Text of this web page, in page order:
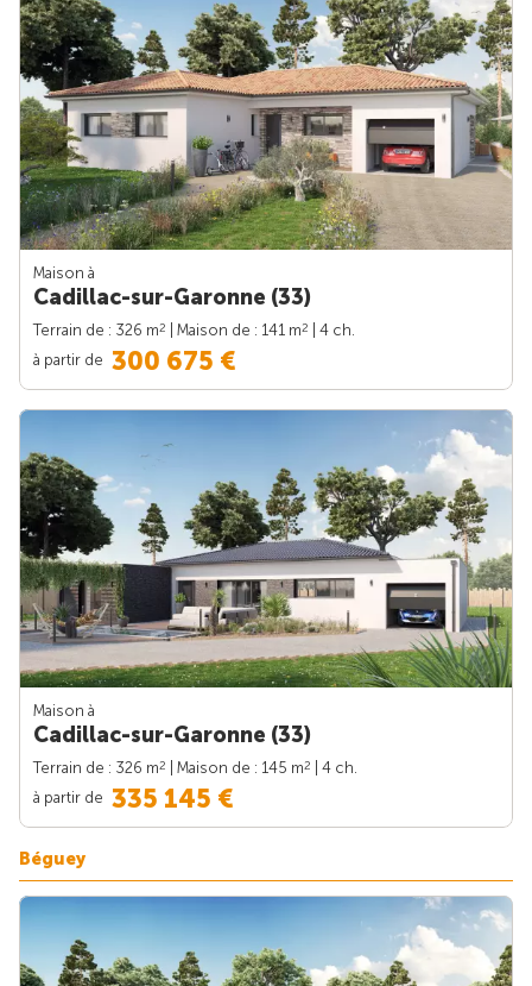
Maison à
Cadillac-sur-Garonne (33)
Terrain de : 326 m2 | Maison de : 141 m2
| 4 ch.
à partir de 300 675 €
Maison à
Cadillac-sur-Garonne (33)
Terrain de : 326 m2 | Maison de : 145 m2
| 4 ch.
à partir de 335 145 €
Béguey